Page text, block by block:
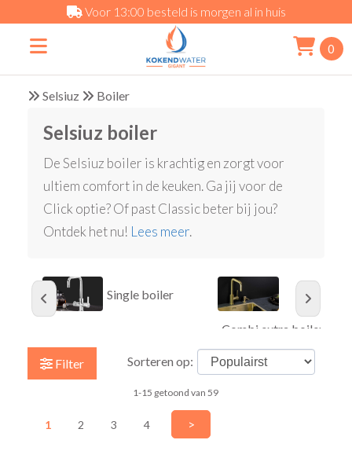
Voor 13:00 besteld is morgen al in huis
0
Selsiuz Boiler
Selsiuz boiler
De Selsiuz boiler is krachtig en zorgt voor
ultiem comfort in de keuken. Ga jij voor de
Click optie? Of past Classic beter bij jou?
Ontdek het nu! Lees meer.
Single boiler
Combi extra boiler
Filter Sorteren op:
1-15 getoond van 59
1 2 3 4 >